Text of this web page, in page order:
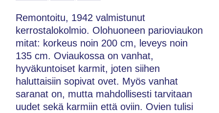
Remontoitu, 1942 valmistunut
kerrostalokolmio. Olohuoneen parioviaukon
mitat: korkeus noin 200 cm, leveys noin
135 cm. Oviaukossa on vanhat,
hyväkuntoiset karmit, joten siihen
haluttaisiin sopivat ovet. Myös vanhat
saranat on, mutta mahdollisesti tarvitaan
uudet sekä karmiin että oviin. Ovien tulisi